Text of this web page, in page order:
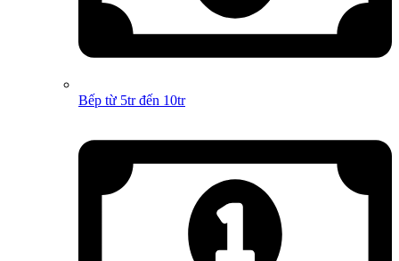
Bếp từ 5tr đến 10tr